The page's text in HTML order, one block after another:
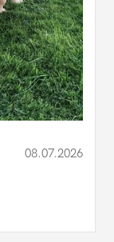
08.07.2026